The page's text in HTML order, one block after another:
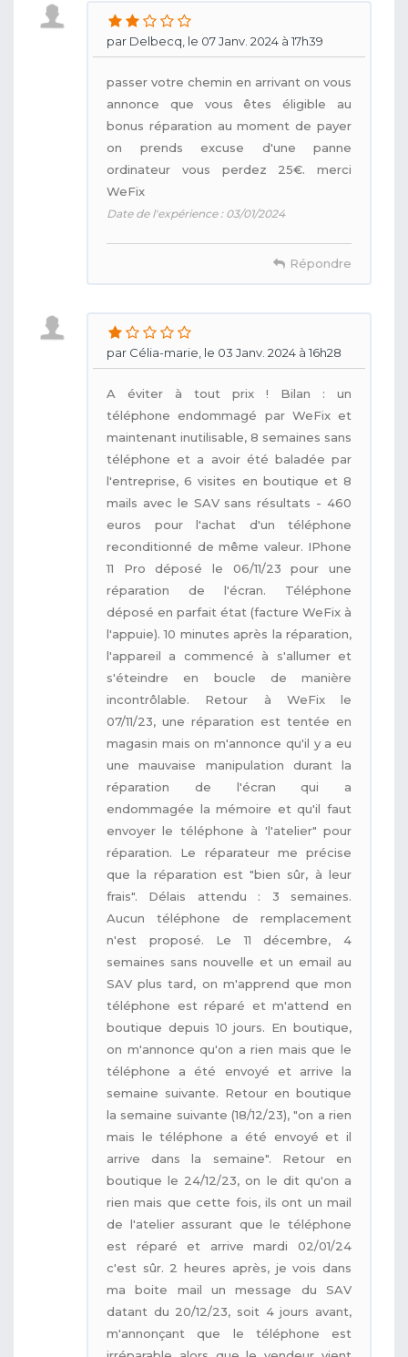
par Delbecq, le 07 Janv. 2024 à 17h39
passer votre chemin en arrivant on vous
annonce que vous êtes éligible au
bonus réparation au moment de payer
on prends excuse d'une panne
ordinateur vous perdez 25€. merci
WeFix
Date de l'expérience : 03/01/2024
Répondre
par Célia-marie, le 03 Janv. 2024 à 16h28
A éviter à tout prix ! Bilan : un
téléphone endommagé par WeFix et
maintenant inutilisable, 8 semaines sans
téléphone et a avoir été baladée par
l'entreprise, 6 visites en boutique et 8
mails avec le SAV sans résultats - 460
euros pour l'achat d'un téléphone
reconditionné de même valeur. IPhone
11 Pro déposé le 06/11/23 pour une
réparation de l'écran. Téléphone
déposé en parfait état (facture WeFix à
l'appuie). 10 minutes après la réparation,
l'appareil a commencé à s'allumer et
s'éteindre en boucle de manière
incontrôlable. Retour à WeFix le
07/11/23, une réparation est tentée en
magasin mais on m'annonce qu'il y a eu
une mauvaise manipulation durant la
réparation de l'écran qui a
endommagée la mémoire et qu'il faut
envoyer le téléphone à 'l'atelier" pour
réparation. Le réparateur me précise
que la réparation est "bien sûr, à leur
frais". Délais attendu : 3 semaines.
Aucun téléphone de remplacement
n'est proposé. Le 11 décembre, 4
semaines sans nouvelle et un email au
SAV plus tard, on m'apprend que mon
téléphone est réparé et m'attend en
boutique depuis 10 jours. En boutique,
on m'annonce qu'on a rien mais que le
téléphone a été envoyé et arrive la
semaine suivante. Retour en boutique
la semaine suivante (18/12/23), "on a rien
mais le téléphone a été envoyé et il
arrive dans la semaine". Retour en
boutique le 24/12/23, on le dit qu'on a
rien mais que cette fois, ils ont un mail
de l'atelier assurant que le téléphone
est réparé et arrive mardi 02/01/24
c'est sûr. 2 heures après, je vois dans
ma boite mail un message du SAV
datant du 20/12/23, soit 4 jours avant,
m'annonçant que le téléphone est